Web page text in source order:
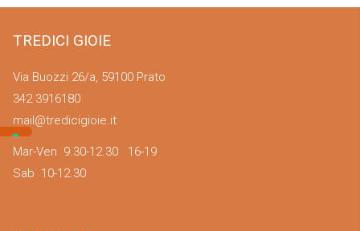
TREDICI GIOIE
Via Buozzi 26/a, 59100 Prato
342 3916180
mail@tredicigioie.it
Mar-Ven 9.30-12.30 16-19
Sab 10-12.30